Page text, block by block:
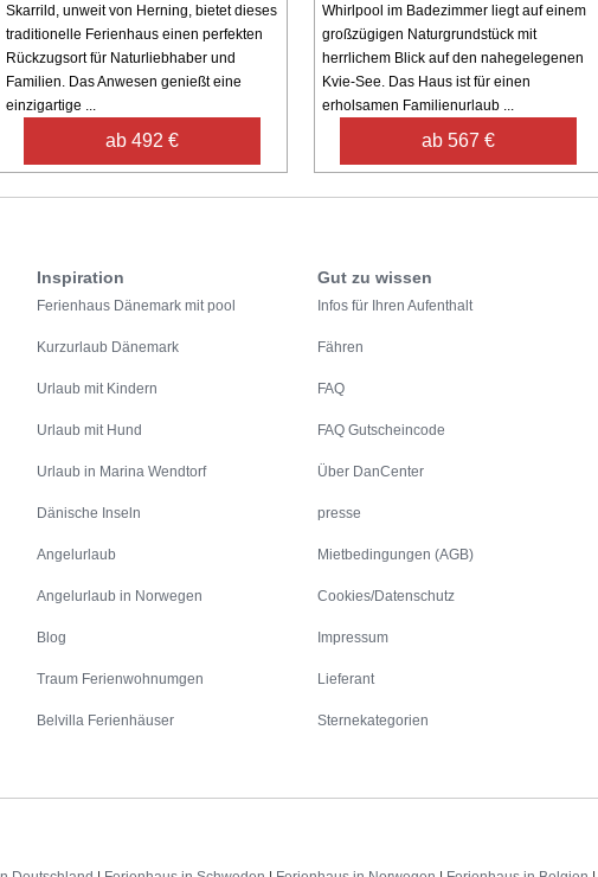
Skarrild, unweit von Herning, bietet dieses
traditionelle Ferienhaus einen perfekten
Rückzugsort für Naturliebhaber und
Familien. Das Anwesen genießt eine
einzigartige ...
ab 492 €
Whirlpool im Badezimmer liegt auf einem
großzügigen Naturgrundstück mit
herrlichem Blick auf den nahegelegenen
Kvie-See. Das Haus ist für einen
erholsamen Familienurlaub ...
ab 567 €
Inspiration
Ferienhaus Dänemark mit pool
Kurzurlaub Dänemark
Urlaub mit Kindern
Urlaub mit Hund
Urlaub in Marina Wendtorf
Dänische Inseln
Angelurlaub
Angelurlaub in Norwegen
Blog
Traum Ferienwohnumgen
Belvilla Ferienhäuser
Gut zu wissen
Infos für Ihren Aufenthalt
Fähren
FAQ
FAQ Gutscheincode
Über DanCenter
presse
Mietbedingungen (AGB)
Cookies/Datenschutz
Impressum
Lieferant
Sternekategorien